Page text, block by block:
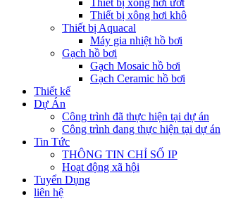
Thiết bị xông hơi ướt
Thiết bị xông hơi khô
Thiết bị Aquacal
Máy gia nhiệt hồ bơi
Gạch hồ bơi
Gạch Mosaic hồ bơi
Gạch Ceramic hồ bơi
Thiết kế
Dự Án
Công trình đã thực hiện tại dự án
Công trình đang thực hiện tại dự án
Tin Tức
THÔNG TIN CHỈ SỐ IP
Hoạt động xã hội
Tuyển Dụng
liên hệ